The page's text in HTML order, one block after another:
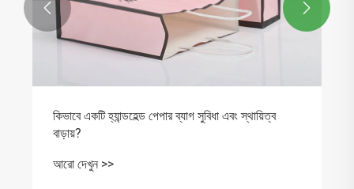
কিভাবে একটি হ্যান্ডহেল্ড পেপার ব্যাগ সুবিধা এবং স্থায়িত্ব
বাড়ায়?
আরো দেখুন >>
 